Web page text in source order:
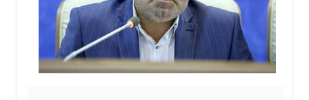
ورزشی
فرهنگی
علمی